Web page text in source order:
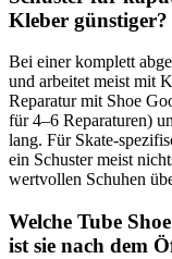
Kleber günstiger?
Bei einer komplett
und arbeitet meist mit
Reparatur mit Shoe
für 4–6 Reparaturen)
lang. Für Skate-
ein Schuster meist
wertvollen Schuhen
Welche Tube
ist sie nach dem